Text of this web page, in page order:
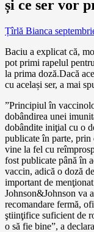
și ce ser vor
Țîrlă Bianca
Baciu a explicat că,
pot primi rapelul
la prima doză.Dacă
cu același ser, a mai
”Principiul în
dobândirea unei
dobândite iniţial cu o
publicate în parte, prin
vine la fel cu
fost publicate până în
vaccin, adică o doză
important de
Johnson&Johnson va
recomandare fermă,
ştiinţifice suficient de
o să fie bine”, a